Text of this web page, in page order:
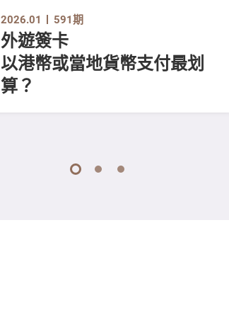
2026.01 591期
外遊簽卡
以港幣或當地貨幣支付最划
算？
1 2 3